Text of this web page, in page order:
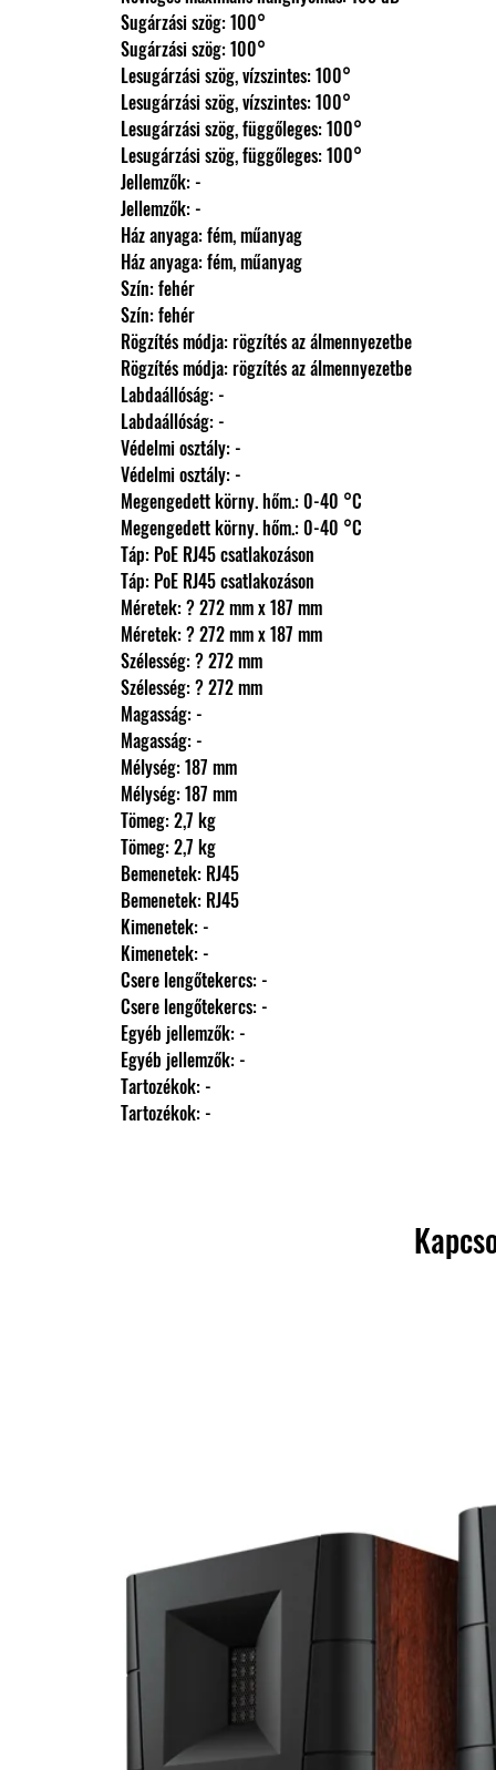
                Sugárzási szög: 100°
                Sugárzási szög: 100°
                Lesugárzási szög, vízszintes: 100°
                Lesugárzási szög, vízszintes: 100°
                Lesugárzási szög, függőleges: 100°
                Lesugárzási szög, függőleges: 100°
                Jellemzők: -
                Jellemzők: -
                Ház anyaga: fém, műanyag
                Ház anyaga: fém, műanyag
                Szín: fehér
                Szín: fehér
                Rögzítés módja: rögzítés az álmennyezetbe
                Rögzítés módja: rögzítés az álmennyezetbe
                Labdaállóság: -
                Labdaállóság: -
                Védelmi osztály: -
                Védelmi osztály: -
                Megengedett körny. hőm.: 0-40 °C
                Megengedett körny. hőm.: 0-40 °C
                Táp: PoE RJ45 csatlakozáson
                Táp: PoE RJ45 csatlakozáson
                Méretek: ? 272 mm x 187 mm
                Méretek: ? 272 mm x 187 mm
                Szélesség: ? 272 mm
                Szélesség: ? 272 mm
                Magasság: -
                Magasság: -
                Mélység: 187 mm
                Mélység: 187 mm
                Tömeg: 2,7 kg
                Tömeg: 2,7 kg
                Bemenetek: RJ45
                Bemenetek: RJ45
                Kimenetek: -
                Kimenetek: -
                Csere lengőtekercs: -
                Csere lengőtekercs: -
                Egyéb jellemzők: -
                Egyéb jellemzők: -
                Tartozékok: -
                Tartozékok: -